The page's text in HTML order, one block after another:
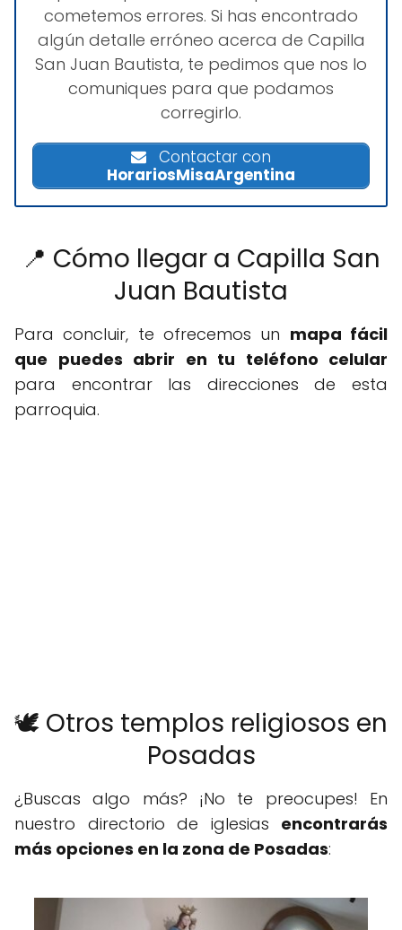
cometemos errores. Si has encontrado
algún detalle erróneo acerca de Capilla
San Juan Bautista, te pedimos que nos lo
comuniques para que podamos
corregirlo.
Contactar con
HorariosMisaArgentina
📍 Cómo llegar a Capilla San
Juan Bautista
Para concluir, te ofrecemos un mapa fácil
que puedes abrir en tu teléfono celular
para encontrar las direcciones de esta
parroquia.
🕊️ Otros templos religiosos en
Posadas
¿Buscas algo más? ¡No te preocupes! En
nuestro directorio de iglesias encontrarás
más opciones en la zona de Posadas: